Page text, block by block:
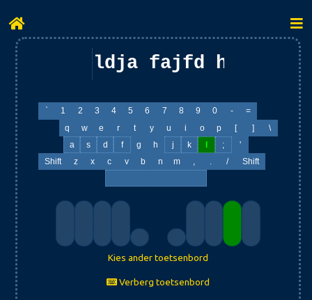
ldja fajfd h;hd
` 1 2 3 4 5 6 7 8 9 0 -
=
q
w e r t y u i o p [ ]
\
a
s d f g h j k l ;
'
Shift
z x c v b n m , . / Shift
Kies ander toetsenbord
Verberg toetsenbord